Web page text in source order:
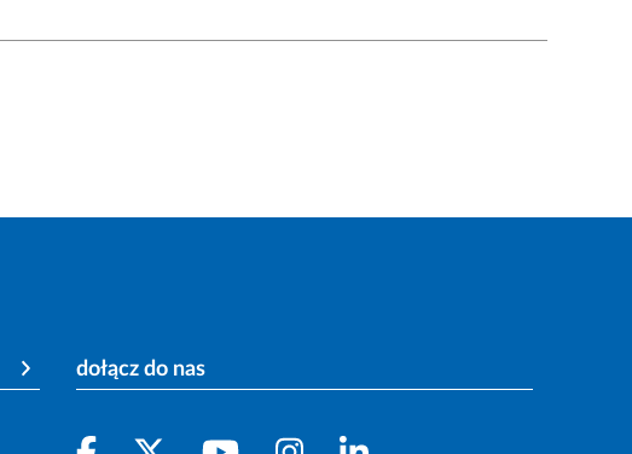
dołącz do nas